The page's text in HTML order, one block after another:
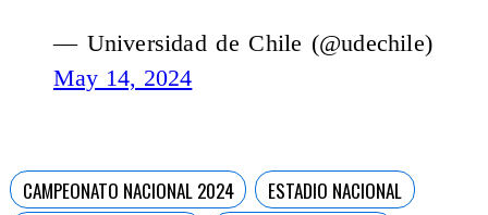
— Universidad de Chile (@udechile)
May 14, 2024
CAMPEONATO NACIONAL 2024
ESTADIO NACIONAL